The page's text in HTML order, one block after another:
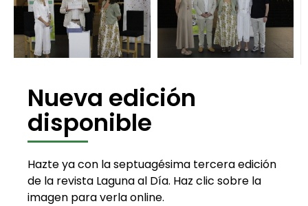
Nueva edición
disponible
Hazte ya con la septuagésima tercera edición
de la revista Laguna al Día. Haz clic sobre la
imagen para verla online.